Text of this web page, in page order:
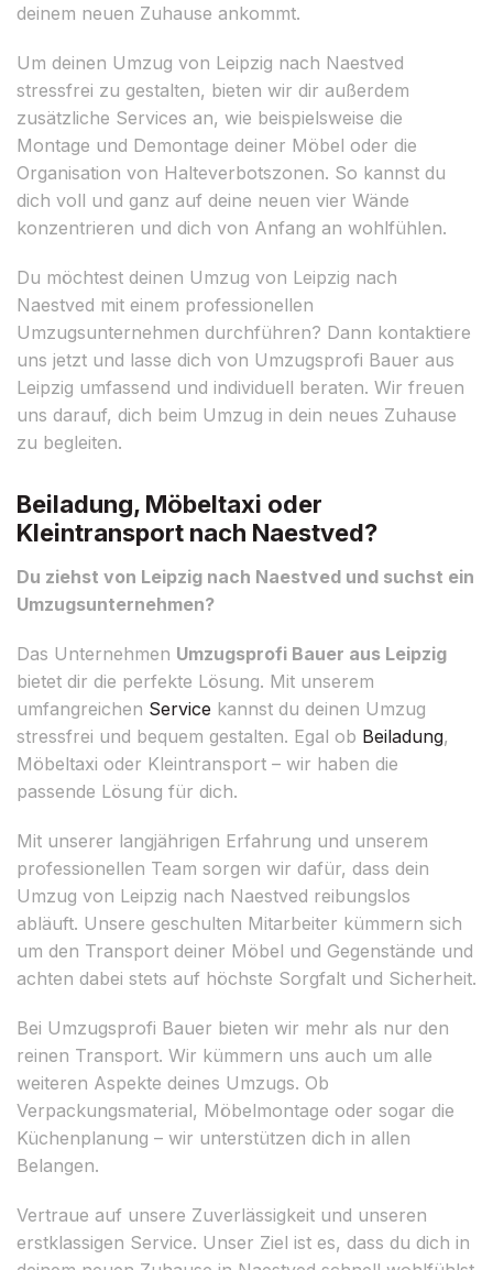
deinem neuen Zuhause ankommt.
Um deinen Umzug von Leipzig nach Naestved
stressfrei zu gestalten, bieten wir dir außerdem
zusätzliche Services an, wie beispielsweise die
Montage und Demontage deiner Möbel oder die
Organisation von Halteverbotszonen. So kannst du
dich voll und ganz auf deine neuen vier Wände
konzentrieren und dich von Anfang an wohlfühlen.
Du möchtest deinen Umzug von Leipzig nach
Naestved mit einem professionellen
Umzugsunternehmen durchführen? Dann kontaktiere
uns jetzt und lasse dich von Umzugsprofi Bauer aus
Leipzig umfassend und individuell beraten. Wir freuen
uns darauf, dich beim Umzug in dein neues Zuhause
zu begleiten.
Beiladung, Möbeltaxi oder
Kleintransport nach Naestved?
Du ziehst von Leipzig nach Naestved und suchst ein
Umzugsunternehmen?
Das Unternehmen Umzugsprofi Bauer aus Leipzig
bietet dir die perfekte Lösung. Mit unserem
umfangreichen Service kannst du deinen Umzug
stressfrei und bequem gestalten. Egal ob Beiladung,
Möbeltaxi oder Kleintransport – wir haben die
passende Lösung für dich.
Mit unserer langjährigen Erfahrung und unserem
professionellen Team sorgen wir dafür, dass dein
Umzug von Leipzig nach Naestved reibungslos
abläuft. Unsere geschulten Mitarbeiter kümmern sich
um den Transport deiner Möbel und Gegenstände und
achten dabei stets auf höchste Sorgfalt und Sicherheit.
Bei Umzugsprofi Bauer bieten wir mehr als nur den
reinen Transport. Wir kümmern uns auch um alle
weiteren Aspekte deines Umzugs. Ob
Verpackungsmaterial, Möbelmontage oder sogar die
Küchenplanung – wir unterstützen dich in allen
Belangen.
Vertraue auf unsere Zuverlässigkeit und unseren
erstklassigen Service. Unser Ziel ist es, dass du dich in